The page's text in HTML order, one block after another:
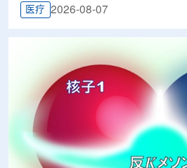
医疗 2026-08-07